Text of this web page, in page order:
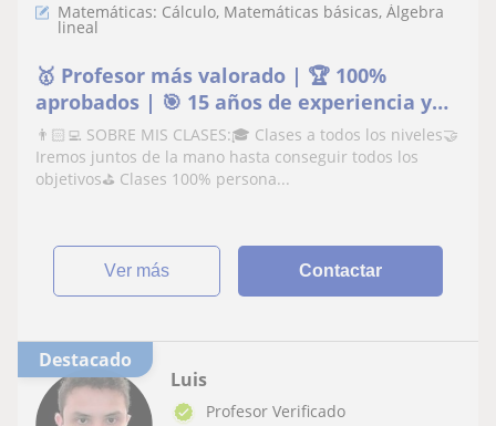
Matemáticas: Cálculo, Matemáticas básicas, Álgebra
lineal
🥇 Profesor más valorado | 🏆 100%
aprobados | 🎯 15 años de experiencia y
1100 alumnos
👨🏻‍💻 SOBRE MIS CLASES:🎓 Clases a todos los niveles🤝
Iremos juntos de la mano hasta conseguir todos los
objetivos⛳️ Clases 100% persona...
ver más Contactar
Destacado
Luis
Profesor Verificado